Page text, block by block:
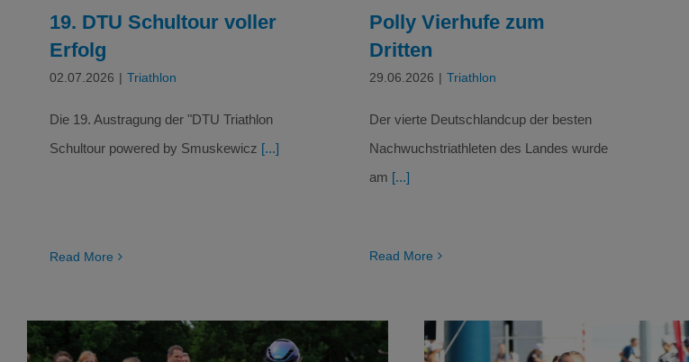
19. DTU Schultour voller
Erfolg
02.07.2026 | Triathlon
Die 19. Austragung der "DTU Triathlon
Schultour powered by Smuskewicz [...]
Read More
Polly Vierhufe zum
Dritten
29.06.2026 | Triathlon
Der vierte Deutschlandcup der besten
Nachwuchstriathleten des Landes wurde
am [...]
Read More